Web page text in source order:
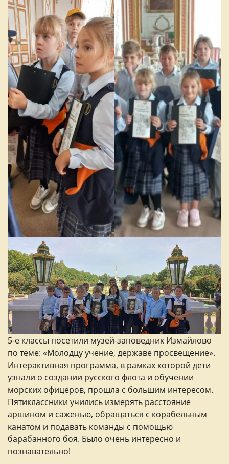
5-е классы посетили музей-заповедник Измайлово
по теме: «Молодцу учение, державе просвещение».
Интерактивная программа, в рамках которой дети
узнали о создании русского флота и обучении
морских офицеров, прошла с большим интересом.
Пятиклассники учились измерять расстояние
аршином и саженью, обращаться с корабельным
канатом и подавать команды с помощью
барабанного боя. Было очень интересно и
познавательно!